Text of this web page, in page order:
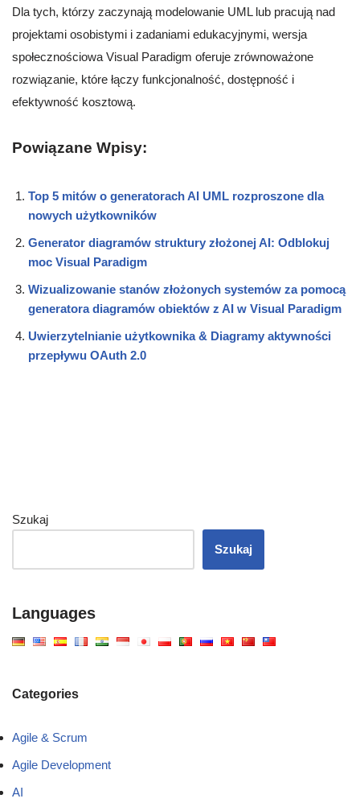
Dla tych, którzy zaczynają modelowanie UML lub pracują nad
projektami osobistymi i zadaniami edukacyjnymi, wersja
społecznościowa Visual Paradigm oferuje zrównoważone
rozwiązanie, które łączy funkcjonalność, dostępność i
efektywność kosztową.
Powiązane Wpisy:
Top 5 mitów o generatorach AI UML rozproszone dla
nowych użytkowników
Generator diagramów struktury złożonej AI: Odblokuj
moc Visual Paradigm
Wizualizowanie stanów złożonych systemów za pomocą
generatora diagramów obiektów z AI w Visual Paradigm
Uwierzytelnianie użytkownika & Diagramy aktywności
przepływu OAuth 2.0
Szukaj
Szukaj
Languages
Categories
Agile & Scrum
Agile Development
AI